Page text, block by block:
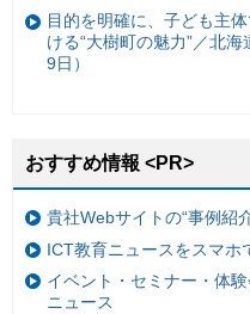
目的を明確に、子ども主
ける“大樹町の魅力”／北
9日）
おすすめ情報 <PR>
貴社Webサイトの“事例紹
ICT教育ニュースをスマホ
イベント・セミナー・体
ニュース